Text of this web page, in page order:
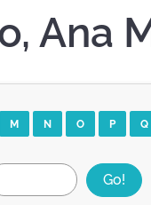
Ana
M N O P Q